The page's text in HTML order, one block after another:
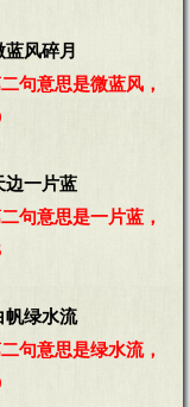
风碎月
句意思是微蓝风，
边一片蓝
句意思是一片蓝，
帆绿水流
句意思是绿水流，